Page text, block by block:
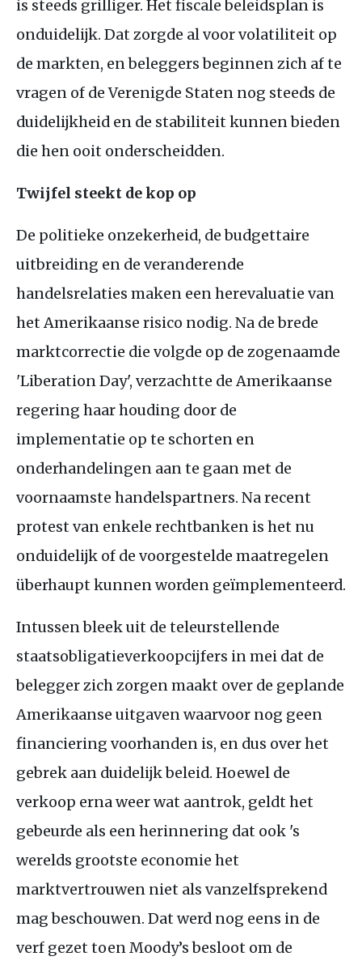
is steeds grilliger. Het fiscale beleidsplan is
onduidelijk. Dat zorgde al voor volatiliteit op
de markten, en beleggers beginnen zich af te
vragen of de Verenigde Staten nog steeds de
duidelijkheid en de stabiliteit kunnen bieden
die hen ooit onderscheidden.
Twijfel steekt de kop op
De politieke onzekerheid, de budgettaire
uitbreiding en de veranderende
handelsrelaties maken een herevaluatie van
het Amerikaanse risico nodig. Na de brede
marktcorrectie die volgde op de zogenaamde
'Liberation Day', verzachtte de Amerikaanse
regering haar houding door de
implementatie op te schorten en
onderhandelingen aan te gaan met de
voornaamste handelspartners. Na recent
protest van enkele rechtbanken is het nu
onduidelijk of de voorgestelde maatregelen
überhaupt kunnen worden geïmplementeerd.
Intussen bleek uit de teleurstellende
staatsobligatieverkoopcijfers in mei dat de
belegger zich zorgen maakt over de geplande
Amerikaanse uitgaven waarvoor nog geen
financiering voorhanden is, en dus over het
gebrek aan duidelijk beleid. Hoewel de
verkoop erna weer wat aantrok, geldt het
gebeurde als een herinnering dat ook 's
werelds grootste economie het
marktvertrouwen niet als vanzelfsprekend
mag beschouwen. Dat werd nog eens in de
verf gezet toen Moody’s besloot om de